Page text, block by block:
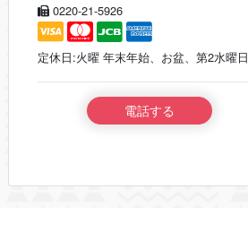
0220-21-5926
定休日:火曜 年末年始、お盆、第2水曜日
電話する